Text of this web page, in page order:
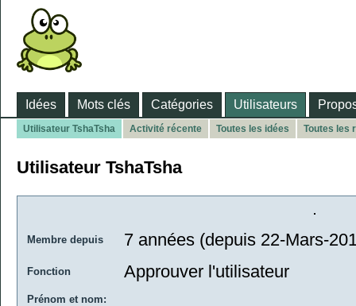
Idées Mots clés Catégories Utilisateurs
Utilisateur TshaTsha Activité récente Toutes les idées Toutes les
Utilisateur TshaTsha
Membre depuis 7 années (depuis 22-Mars-
Fonction Approuver l'utilisateur
Prénom et nom: